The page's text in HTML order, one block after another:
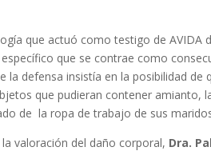
que actuó como testigo de
que se contrae como
la defensa insistía en la posibilidad
que pudieran contener amianto,
de la ropa de trabajo de sus
valoración del daño corporal, Dra.